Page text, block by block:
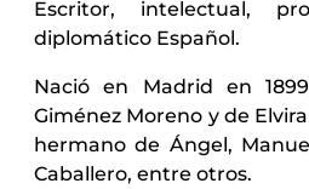
Escritor, intelectual,
diplomático Español.
Nació en Madrid en
Giménez Moreno y de
hermano de Ángel,
Caballero, entre otros.